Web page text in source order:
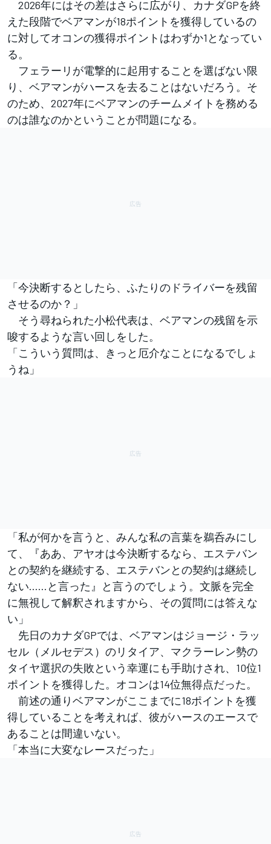
2026年にはその差はさらに広がり、カナダGPを終
えた段階でベアマンが18ポイントを獲得しているの
に対してオコンの獲得ポイントはわずか1となってい
る。
フェラーリが電撃的に起用することを選ばない限
り、ベアマンがハースを去ることはないだろう。そ
のため、2027年にベアマンのチームメイトを務める
のは誰なのかということが問題になる。
「今決断するとしたら、ふたりのドライバーを残留
させるのか？」
そう尋ねられた小松代表は、ベアマンの残留を示
唆するような言い回しをした。
「こういう質問は、きっと厄介なことになるでしょ
うね」
「私が何かを言うと、みんな私の言葉を鵜呑みにし
て、『ああ、アヤオは今決断するなら、エステバン
との契約を継続する、エステバンとの契約は継続し
ない……と言った』と言うのでしょう。文脈を完全
に無視して解釈されますから、その質問には答えな
い」
先日のカナダGPでは、ベアマンはジョージ・ラッ
セル（メルセデス）のリタイア、マクラーレン勢の
タイヤ選択の失敗という幸運にも手助けされ、10位1
ポイントを獲得した。オコンは14位無得点だった。
前述の通りベアマンがここまでに18ポイントを獲
得していることを考えれば、彼がハースのエースで
あることは間違いない。
「本当に大変なレースだった」